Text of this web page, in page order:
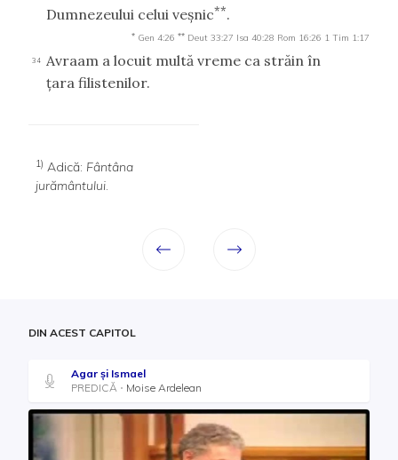
Dumnezeului celui veşnic**.
* Gen 4:26 ** Deut 33:27 Isa 40:28 Rom 16:26 1 Tim 1:17
34 Avraam a locuit multă vreme ca străin în
ţara filistenilor.
1) Adică: Fântâna
jurământului.
DIN ACEST CAPITOL
Agar și Ismael
PREDICĂ
Moise Ardelean